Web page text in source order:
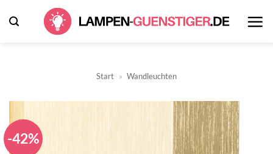
Inhalt
Start » Wandleuchten
-42%